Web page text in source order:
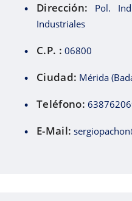
Dirección: Pol.
Industriales
C.P. : 06800
Ciudad: Mérida
Teléfono:
E-Mail: